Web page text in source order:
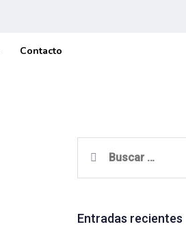
Contacto
Entradas recientes